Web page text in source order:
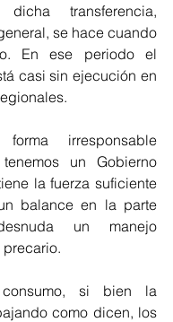
transferencia,
se hace cuando
En ese periodo el
casi sin ejecución en
irresponsable
un Gobierno
la fuerza suficiente
balance en la parte
un manejo
si bien la
como dicen, los